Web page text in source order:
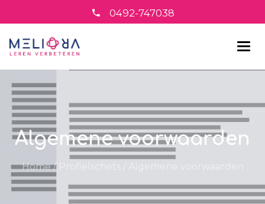
0492-747038
Algemene voorwaarden
Home /